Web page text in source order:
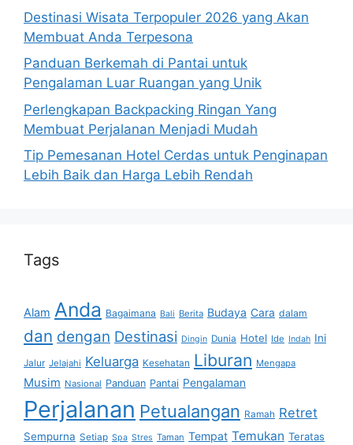
Destinasi Wisata Terpopuler 2026 yang Akan
Membuat Anda Terpesona
Panduan Berkemah di Pantai untuk
Pengalaman Luar Ruangan yang Unik
Perlengkapan Backpacking Ringan Yang
Membuat Perjalanan Menjadi Mudah
Tip Pemesanan Hotel Cerdas untuk Penginapan
Lebih Baik dan Harga Lebih Rendah
Tags
Alam Anda Bagaimana Bali Berita Budaya Cara dalam
dan dengan Destinasi Dingin Dunia Hotel Ide Indah Ini
Jalur Jelajahi Keluarga Kesehatan Liburan Mengapa
Musim Nasional Panduan Pantai Pengalaman
Perjalanan Petualangan Ramah Retret
Sempurna Setiap Spa Stres Taman Tempat Temukan Teratas